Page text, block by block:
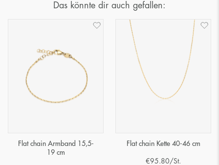
Das könnte dir auch gefallen:
Flat chain Armband 15,5-
19 cm
Flat chain Kette 40-46 cm
€95.80/St.